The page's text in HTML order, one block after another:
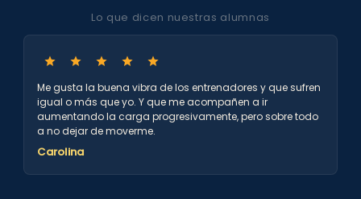
Lo que dicen nuestras alumnas
Me gusta la buena vibra de los entrenadores y que sufren
igual o más que yo. Y que me acompañen a ir
aumentando la carga progresivamente, pero sobre todo
a no dejar de moverme.
Carolina